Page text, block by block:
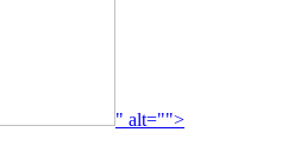
" alt="">